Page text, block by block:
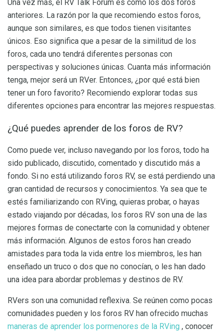
Una vez más, el RV Talk Forum es como los dos foros
anteriores. La razón por la que recomiendo estos foros,
aunque son similares, es que todos tienen visitantes
únicos. Eso significa que a pesar de la similitud de los
foros, cada uno tendrá diferentes personas con
perspectivas y soluciones únicas. Cuanta más información
tenga, mejor será un RVer. Entonces, ¿por qué está bien
tener un foro favorito? Recomiendo explorar todas sus
diferentes opciones para encontrar las mejores respuestas.
¿Qué puedes aprender de los foros de RV?
Como puede ver, incluso navegando por los foros, todo ha
sido publicado, discutido, comentado y discutido más a
fondo. Si no está utilizando foros RV, se está perdiendo una
gran cantidad de recursos y conocimientos. Ya sea que te
estés familiarizando con RVing, quieras probar, o hayas
estado viajando por décadas, los foros RV son una de las
mejores formas de conectarte con la comunidad y obtener
más información. Algunos de estos foros han creado
amistades para toda la vida entre los miembros, les han
enseñado un truco o dos que no conocían, o les han dado
una idea para abordar problemas y destinos de RV.
RVers son una comunidad reflexiva. Se reúnen como pocas
comunidades pueden y los foros RV han ofrecido muchas
maneras de aprender los pormenores de la RVing , conocer